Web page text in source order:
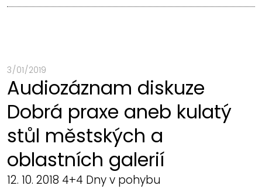
3 / 01 / 2019
Audiozáznam diskuze
Dobrá praxe aneb kulatý
stůl městských a
oblastních galerií
12. 10. 2018 4+4 Dny v pohybu